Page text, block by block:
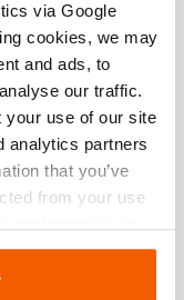
via Google
cookies, we may
and ads, to
our traffic.
your use of our site
analytics partners
that you’ve
from your use